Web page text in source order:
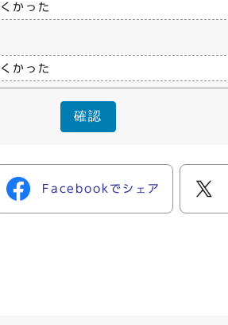
かった
かった
確認
Facebookでシェア